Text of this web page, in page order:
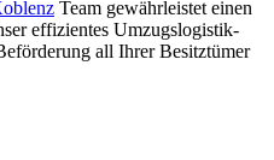
Team gewährleistet einen
effizientes Umzugslogistik-
all Ihrer Besitztümer